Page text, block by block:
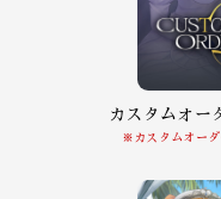
カスタムオー
※カスタムオー